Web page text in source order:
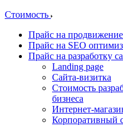
Стоимость
Прайс на продвижение
Прайс на SEO
Прайс на разработку
Landing page
Cайта-визитка
Стоимость
бизнеса
Интернет-
Корпоративный